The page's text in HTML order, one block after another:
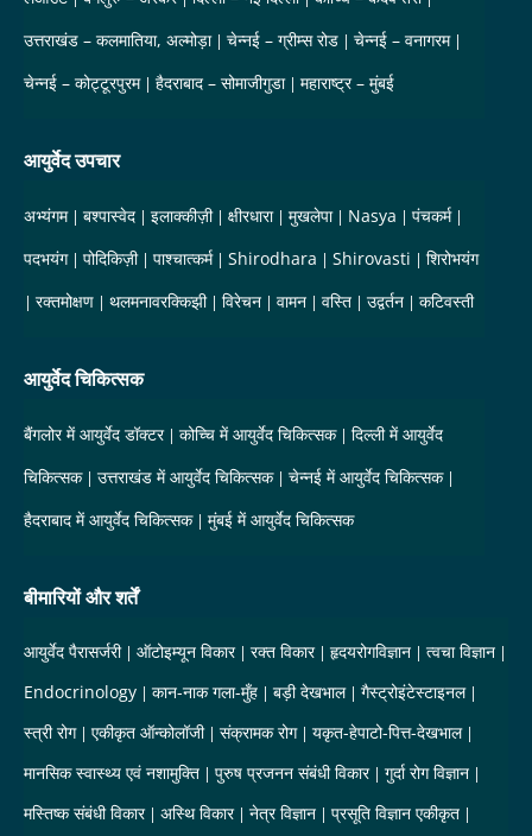
उत्तराखंड – कलमातिया, अल्मोड़ा
चेन्नई – ग्रीम्स रोड
चेन्नई – वनागरम
चेन्नई – कोट्टूरपुरम
हैदराबाद – सोमाजीगुडा महाराष्ट्र – मुंबई
आयुर्वेद उपचार
अभ्यंगम बश्पास्वेद इलाक्कीज़ी क्षीरधारा मुखलेपा Nasya
पंचकर्म
पदभयंग
पोदिकिज़ी पाश्चात्कर्म Shirodhara Shirovasti
शिरोभयंग
रक्तमोक्षण
थलमनावरक्किझी विरेचन वामन वस्ति उद्वर्तन कटिवस्ती
आयुर्वेद चिकित्सक
बैंगलोर में आयुर्वेद डॉक्टर कोच्चि में आयुर्वेद चिकित्सक
दिल्ली में आयुर्वेद
चिकित्सक
उत्तराखंड में आयुर्वेद चिकित्सक
चेन्नई में आयुर्वेद चिकित्सक
हैदराबाद में आयुर्वेद चिकित्सक
मुंबई में आयुर्वेद चिकित्सक
बीमारियों और शर्तें
आयुर्वेद पैरासर्जरी ऑटोइम्यून विकार रक्त विकार हृदयरोगविज्ञान
त्वचा विज्ञान
Endocrinology
कान-नाक गला-मुँह बड़ी देखभाल
गैस्ट्रोइंटेस्टाइनल
स्त्री रोग
एकीकृत ऑन्कोलॉजी संक्रामक रोग
यकृत-हेपाटो-पित्त-देखभाल
मानसिक स्वास्थ्य एवं नशामुक्ति
पुरुष प्रजनन संबंधी विकार
गुर्दा रोग विज्ञान
मस्तिष्क संबंधी विकार
अस्थि विकार नेत्र विज्ञान
प्रसूति विज्ञान एकीकृत